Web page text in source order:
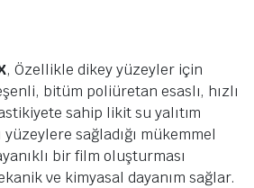
, Özellikle dikey yüzeyler için
bitüm poliüretan esaslı, hızlı
sahip likit su yalıtım
sağladığı mükemmel
bir film oluşturması
ve kimyasal dayanım sağlar.